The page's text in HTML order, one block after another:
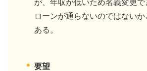
が、年収が低いため名義変更で
ローンが通らないのではない
ある。
要望